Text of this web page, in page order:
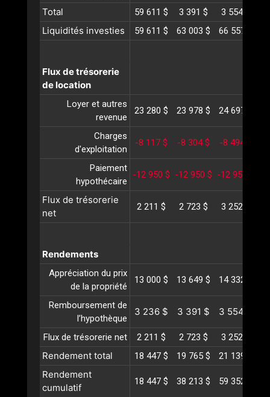
Total 59 611 $ 3 391 $ 3 554 $
Liquidités investies 59 611 $ 63 003 $ 66 557 $
Flux de trésorerie
de location
Loyer et autres
revenue
23 280 $ 23 978 $ 24 697 $
Charges
d'exploitation
-8 117 $ -8 304 $ -8 494 $
Paiement
hypothécaire
-12 950 $ -12 950 $ -12 950 $
Flux de trésorerie
net
2 211 $ 2 723 $ 3 252 $
Rendements
Appréciation du prix
de la propriété
13 000 $ 13 649 $ 14 332 $
Remboursement de
l’hypothèque
3 236 $ 3 391 $ 3 554 $
Flux de trésorerie net 2 211 $ 2 723 $ 3 252 $
Rendement total 18 447 $ 19 765 $ 21 139 $
Rendement
cumulatif
18 447 $ 38 213 $ 59 352 $